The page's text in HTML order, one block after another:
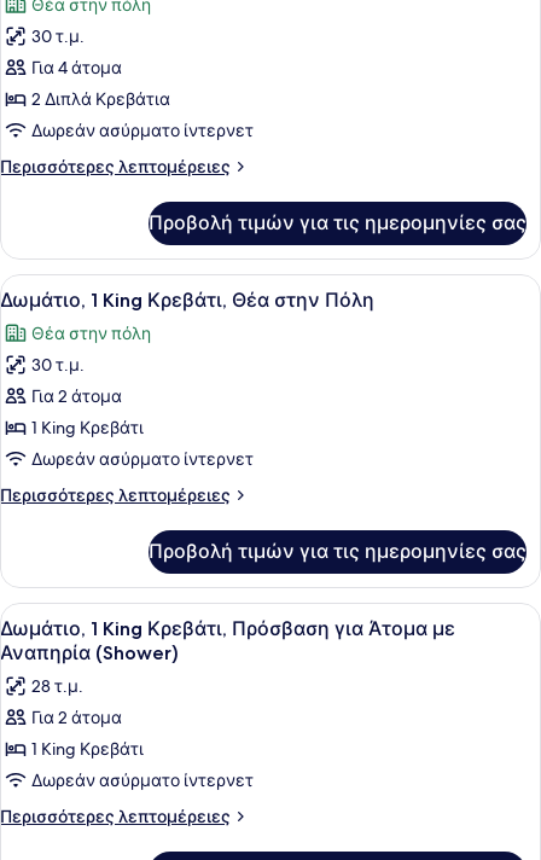
των
φωτογραφιών
για
Δωμάτιο,
2
Διπλά
Κρεβάτια,
Πόλη
Θέα στην πόλη
30 τ.μ.
Για 4 άτομα
2 Διπλά Κρεβάτια
Δωρεάν ασύρματο ίντερνετ
Περισσότερες λεπτομέρειες
Περισσότερες
2
Διπλά
Κρεβάτια,
Θέα
στην
Πόλη
Προβολή τιμών για τις ημερομηνίες σας
Προβολή
όλων
των
φωτογραφιών
για
Δωμάτιο,
1
King
Κρεβάτι,
Πόλη
Ένα δωμάτιο ξενοδοχείου με ένα
7
Δωμάτιο, 1 King Κρεβάτι, Θέα στην Πόλη
Θέα στην πόλη
30 τ.μ.
Για 2 άτομα
1 King Κρεβάτι
Δωρεάν ασύρματο ίντερνετ
Περισσότερες λεπτομέρειες
Περισσότερες
1
King
Κρεβάτι,
Θέα
στην
Πόλη
Προβολή τιμών για τις ημερομηνίες σας
Προβολή
όλων
των
φωτογραφιών
για
Δωμάτιο,
1
King
Ένα δωμάτιο ξενοδοχείου με ένα
5
Δωμάτιο, 1 King Κρεβάτι, Πρόσβαση για Άτομα με
Αναπηρία (Shower)
28 τ.μ.
Για 2 άτομα
1 King Κρεβάτι
Δωρεάν ασύρματο ίντερνετ
Περισσότερες λεπτομέρειες
Περισσότερες